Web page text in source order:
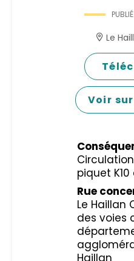
Le
Voir
piquet
Rue
Le Haillan
des voies
Haillan